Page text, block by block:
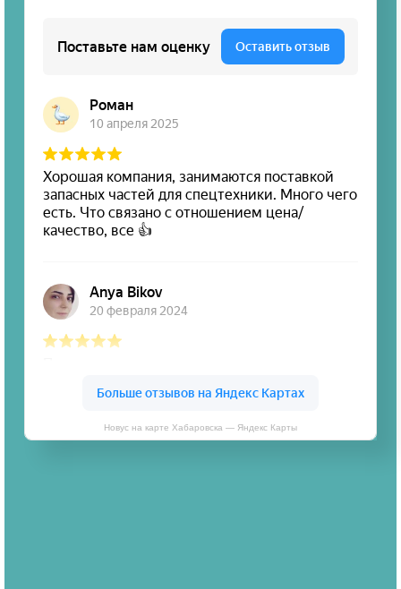
Новус на карте Хабаровска — Яндекс Карты